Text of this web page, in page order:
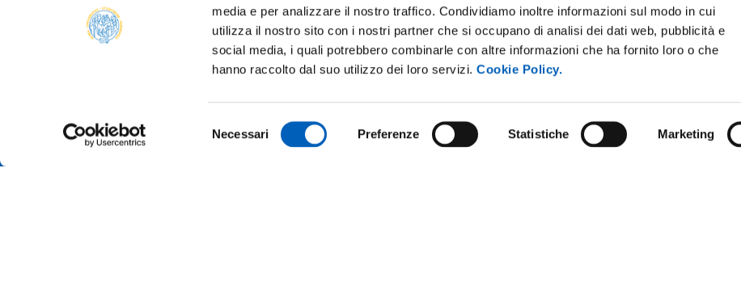
media e per analizzare il nostro traffico. Condividiamo inoltre informazioni sul modo in cui
utilizza il nostro sito con i nostri partner che si occupano di analisi dei dati web, pubblicità e
social media, i quali potrebbero combinarle con altre informazioni che ha fornito loro o che
hanno raccolto dal suo utilizzo dei loro servizi.Cookie Policy.
del
Necessari Preferenze Statistiche Marketing